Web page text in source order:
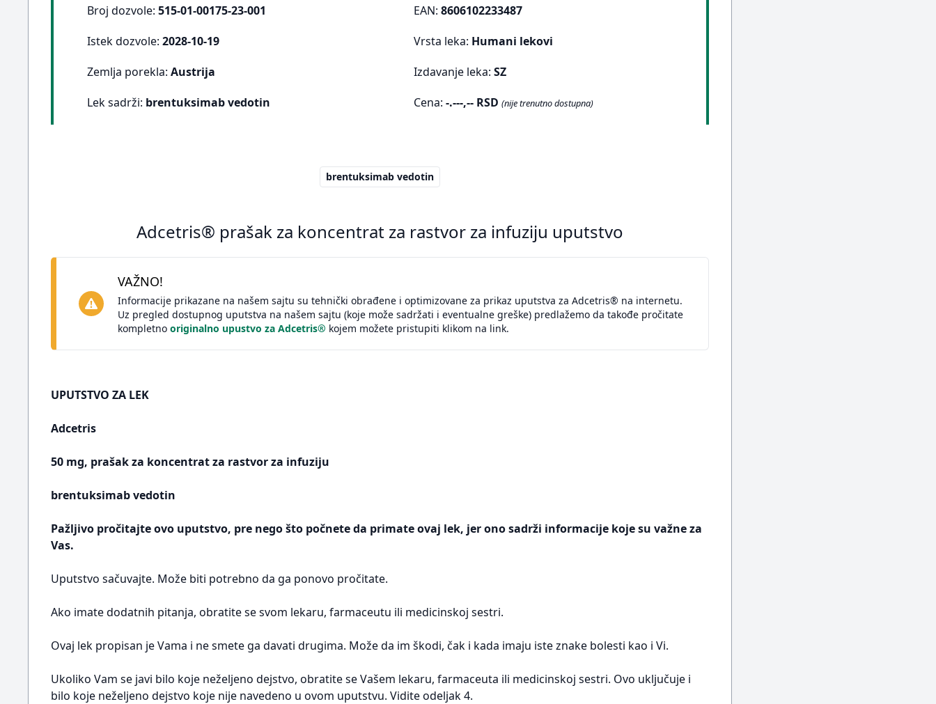
Broj dozvole: 515-01-00175-23-001
Istek dozvole: 2028-10-19
Zemlja porekla: Austrija
Lek sadrži: brentuksimab vedotin
EAN: 8606102233487
Vrsta leka: Humani lekovi
Izdavanje leka: SZ
Cena: -.---,-- RSD (nije trenutno dostupna)
brentuksimab vedotin
Adcetris® prašak za koncentrat za rastvor za infuziju uputstvo
VAŽNO!
Informacije prikazane na našem sajtu su tehnički obrađene i optimizovane za prikaz uputstva za Adcetris® na internetu.
Uz pregled dostupnog uputstva na našem sajtu (koje može sadržati i eventualne greške) predlažemo da takođe pročitate
kompletno originalno upustvo za Adcetris® kojem možete pristupiti klikom na link.
UPUTSTVO ZA LEK
Adcetris
50 mg, prašak za koncentrat za rastvor za infuziju
brentuksimab vedotin
Pažljivo pročitajte ovo uputstvo, pre nego što počnete da primate ovaj lek, jer ono sadrži informacije koje su važne za
Vas.
Uputstvo sačuvajte. Može biti potrebno da ga ponovo pročitate.
Ako imate dodatnih pitanja, obratite se svom lekaru, farmaceutu ili medicinskoj sestri.
Ovaj lek propisan je Vama i ne smete ga davati drugima. Može da im škodi, čak i kada imaju iste znake bolesti kao i Vi.
Ukoliko Vam se javi bilo koje neželjeno dejstvo, obratite se Vašem lekaru, farmaceuta ili medicinskoj sestri. Ovo uključuje i
bilo koje neželjeno dejstvo koje nije navedeno u ovom uputstvu. Vidite odeljak 4.